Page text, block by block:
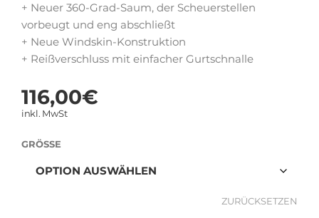
+ Neuer 360-Grad-Saum, der Scheuerstellen
vorbeugt und eng abschließt
+ Neue Windskin-Konstruktion
+ Reißverschluss mit einfacher Gurtschnalle
116,00€
inkl. MwSt
GRÖSSE
ZURÜCKSETZEN